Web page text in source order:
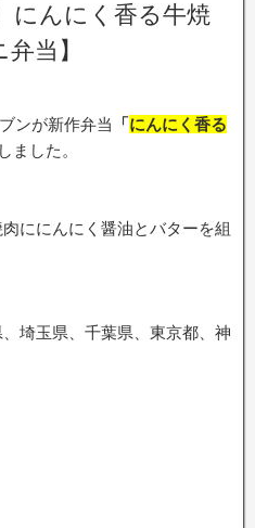
にんにく香る牛焼
当】
ンが新作弁当 「にんにく香る
ました。
ににんにく醤油とバターを組
埼玉県、千葉県、東京都、神